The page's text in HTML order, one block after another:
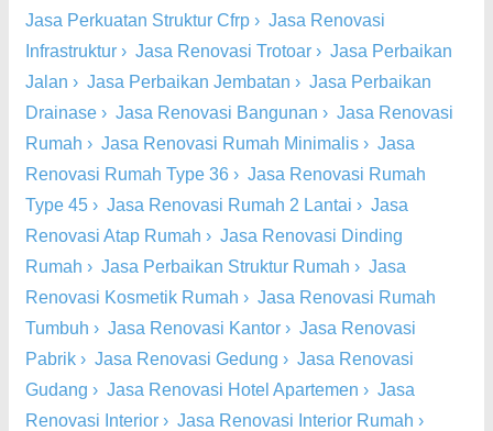
Jasa Perkuatan Struktur Cfrp › Jasa Renovasi
Infrastruktur › Jasa Renovasi Trotoar › Jasa Perbaikan
Jalan › Jasa Perbaikan Jembatan › Jasa Perbaikan
Drainase › Jasa Renovasi Bangunan › Jasa Renovasi
Rumah › Jasa Renovasi Rumah Minimalis › Jasa
Renovasi Rumah Type 36 › Jasa Renovasi Rumah
Type 45 › Jasa Renovasi Rumah 2 Lantai › Jasa
Renovasi Atap Rumah › Jasa Renovasi Dinding
Rumah › Jasa Perbaikan Struktur Rumah › Jasa
Renovasi Kosmetik Rumah › Jasa Renovasi Rumah
Tumbuh › Jasa Renovasi Kantor › Jasa Renovasi
Pabrik › Jasa Renovasi Gedung › Jasa Renovasi
Gudang › Jasa Renovasi Hotel Apartemen › Jasa
Renovasi Interior › Jasa Renovasi Interior Rumah ›